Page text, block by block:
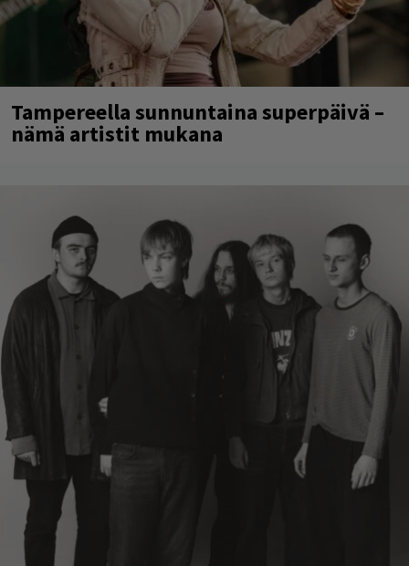
Tampereella sunnuntaina superpäivä –
nämä artistit mukana